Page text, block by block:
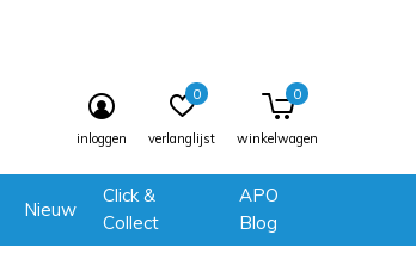
Nieuw
Click &
Collect
APO
Blog
inloggen verlanglijst
0
winkelwagen
0